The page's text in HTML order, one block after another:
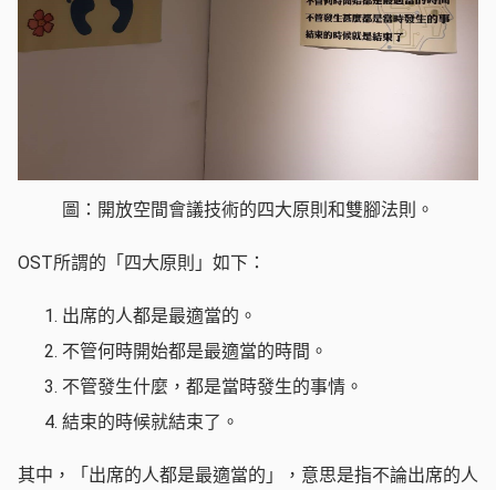
圖：開放空間會議技術的四大原則和雙腳法則。
OST所謂的「四大原則」如下：
出席的人都是最適當的。
不管何時開始都是最適當的時間。
不管發生什麼，都是當時發生的事情。
結束的時候就結束了。
其中，「出席的人都是最適當的」，意思是指不論出席的人